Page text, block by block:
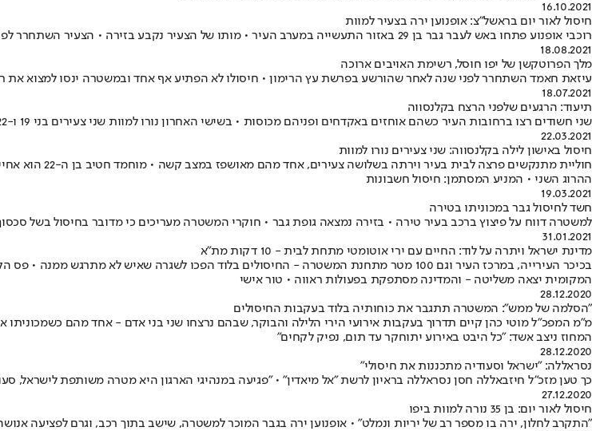
16.10.2021
חיסול לאור יום בראשל"צ: אופנוען ירה בצעיר למוות
רוכבי אופנוע פתחו באש לעבר גבר בן 29 באזור התעשייה במערב העיר • מותו של הצעיר נקבע בזירה • הצעיר השתחרר לפני מספר ימים מהכלא לאחר שריצה מאסר על עבירות סמים
18.08.2021
מלך הפרוטקשן של יפו חוסל, רשימת האויבים ארוכה
עיזאת חאמד השתחרר לפני שנה לאחר שהורשע בפרשת עץ הרימון • חיסולו לא הפתיע אף אחד ובמשטרה ינסו למצוא את
18.07.2021
תיעוד: הרגעים שלפני הרצח בקלנסווה
שני חשודים רצו ברחובות העיר כשהם אוחזים באקדחים ופניהם מכוסות • בשישי האחרון נורו למוות שני צעירים בני 19 ו-22 • אדם נוסף נפצע קשה
22.03.2021
חיסול באישון לילה בקלנסווה: שני צעירים נורו למוות
ההרוג השני • המניע המסתמן: חיסול חשבונות
19.03.2021
חשד לחיסול גבר במכוניתו בטירה
למשטרה דווח על פיצוץ ברכב בעיר טירה • בזירה נמצאה גופת גבר • חוקרי המשטרה מעריכים כי מדובר בחיסול בשל
31.01.2021
מדינת ישראל ויתרה על לוד: החיים עם ירי אוטומטי מתחת לבית - 10 דקות מת"א
בכיכר העירייה, במרכז העיר וגם 100 מטר מתחנת המשטרה - החיסולים בלוד הפכו לשגרה שאיש לא
המקומית יצאה משליטה - והמדינה מסתפקת בפעולות ראווה • טור אישי
28.12.2020
"הסלמה של ממש": המשטרה תתגבר את כוחותיה בלוד בעקבות החיסולים
מ"מ המפכ"ל מוטי כהן קיים תדרוך בעקבות אירועי הירי הלילה והבוקר, שבהם נרצחו שני בני אדם - אחד מהם
המחוז ניצב אשד: "כל היבט באירוע יתוחקר עד תום, נפיק לקחים"
28.12.2020
נסראללה: "ישראל וסעודיה מתכננות את חיסולי"
כך טען מזכ"ל חיזבאללה חסן נסראללה בראיון לרשת "אל מיאדין" • "פגיעה במנהיגי הארגון היא מטרה משותפת לישראל,
27.12.2020
חיסול לאור יום: בן 35 נורה למוות ביפו
"התקרב לחלון, ירה בו מספר רב של יריות ונמלט" • אופנוען ירה בגבר המוכר למשטרה, שישב בתוך רכב, וגרם לפציעה